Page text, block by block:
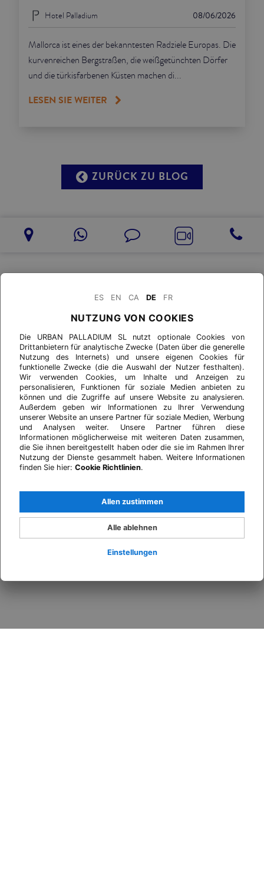
08/06/2026
Hotel Palladium
Mallorca ist eines der bekanntesten Radziele Europas. Die
kurvenreichen Bergstraßen, die weißgetünchten Dörfer
und die türkisfarbenen Küsten machen di...
LESEN SIE WEITER
ZURÜCK ZU BLOG
ES EN CA DE FR
NUTZUNG VON COOKIES
Die URBAN PALLADIUM SL nutzt optionale Cookies von
Drittanbietern für analytische Zwecke (Daten über die generelle
Nutzung des Internets) und unsere eigenen Cookies für
funktionelle Zwecke (die die Auswahl der Nutzer festhalten).
Wir verwenden Cookies, um Inhalte und Anzeigen zu
personalisieren, Funktionen für soziale Medien anbieten zu
können und die Zugriffe auf unsere Website zu analysieren.
Außerdem geben wir Informationen zu Ihrer Verwendung
unserer Website an unsere Partner für soziale Medien, Werbung
und Analysen weiter. Unsere Partner führen diese
Informationen möglicherweise mit weiteren Daten zusammen,
die Sie ihnen bereitgestellt haben oder die sie im Rahmen Ihrer
Nutzung der Dienste gesammelt haben. Weitere Informationen
finden Sie hier: Cookie Richtlinien.
Einstellungen
Alle ablehnen
Allen zustimmen